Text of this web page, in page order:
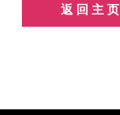
返回主页